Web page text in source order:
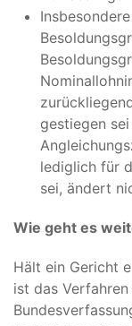
gestiegen
lediglich für
sei, ändert
Wie geht es
Hält ein Gericht
ist das